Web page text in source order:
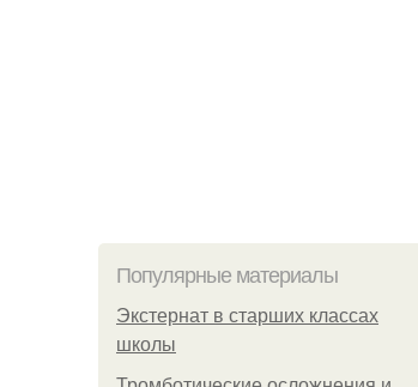
Популярные материалы
Экстернат в старших классах
школы